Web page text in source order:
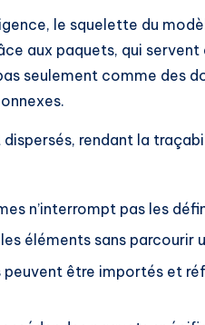
le squelette du
aux paquets, qui
seulement comme des
rendant la
n’interrompt pas les
éléments sans parcourir
être importés et